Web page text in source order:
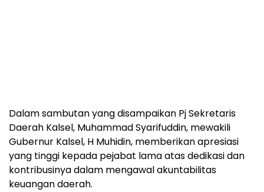
Dalam sambutan yang disampaikan Pj Sekretaris
Daerah Kalsel, Muhammad Syarifuddin, mewakili
Gubernur Kalsel, H Muhidin, memberikan apresiasi
yang tinggi kepada pejabat lama atas dedikasi dan
kontribusinya dalam mengawal akuntabilitas
keuangan daerah.